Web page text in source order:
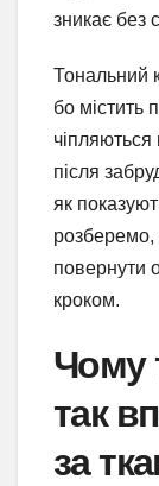
зникає без
Тональний
бо містить
після
як
розберемо,
повернути
кроком.
Чому
так
за